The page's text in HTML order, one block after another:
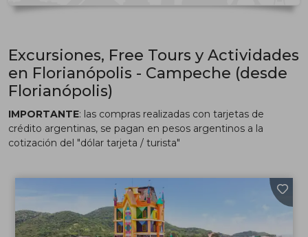
Excursiones, Free Tours y Actividades
en Florianópolis - Campeche (desde
Florianópolis)
IMPORTANTE: las compras realizadas con tarjetas de
crédito argentinas, se pagan en pesos argentinos a la
cotización del "dólar tarjeta / turista"